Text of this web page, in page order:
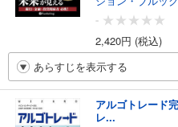
-
2,420円 (税込)
あらすじを表示する
アルゴトレード
レ...